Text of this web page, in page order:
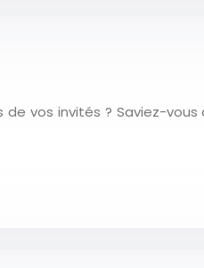
vos invités ? Saviez-